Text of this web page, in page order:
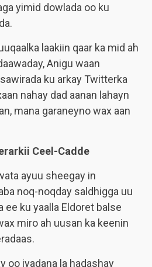
yimid dowlada oo ku
laakiin qaar ka mid ah
Anigu waan
ku arkay Twitterka
nahay dad aanan lahayn
mana garaneyno wax aan
Ceel-Cadde
ayuu sheegay in
noq-noqday saldhigga uu
ee ku yaalla Eldoret balse
miro ah uusan ka keenin
oo iyadana la hadashay